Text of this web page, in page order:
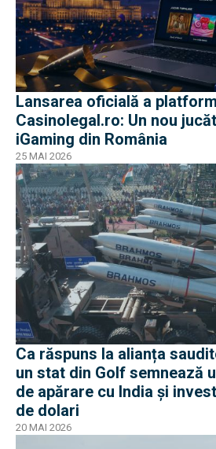
Lansarea oficială a
Casinolegal.ro: Un nou
iGaming din România
25 MAI 2026
Ca răspuns la alianța
un stat din Golf semnează
de apărare cu India și
de dolari
20 MAI 2026